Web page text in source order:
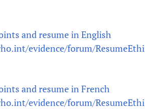
and resume in English
evidence/forum/ResumeEthi
and resume in French
evidence/forum/ResumeEthi